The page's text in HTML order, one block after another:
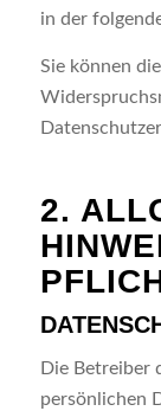
in der
Sie können
2.
Die Betreiber
persönlichen